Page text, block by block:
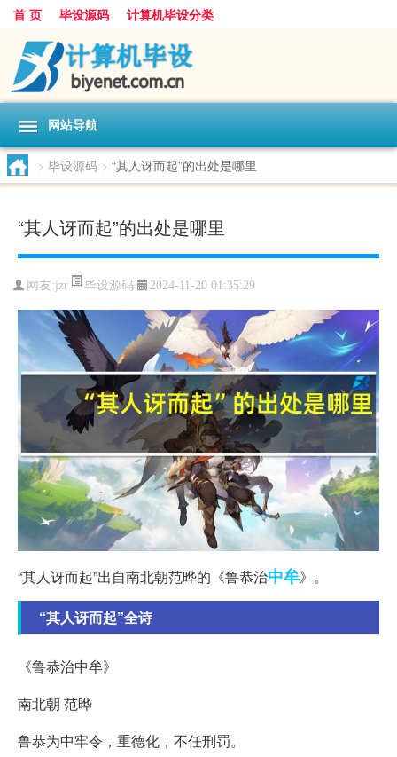
首 页 毕设源码 计算机毕设分类
网站导航
> 毕设源码 > “其人讶而起”的出处是哪里
“其人讶而起”的出处是哪里
网友:jzr 毕设源码 2024-11-20 01:35:29
“其人讶而起”出自南北朝范晔的《鲁恭治中牟》。
“其人讶而起”全诗
《鲁恭治中牟》
南北朝 范晔
鲁恭为中牢令，重德化，不任刑罚。